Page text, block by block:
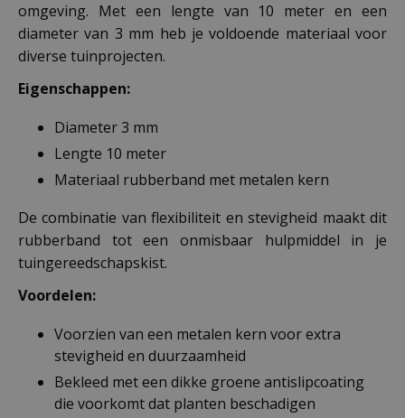
omgeving. Met een lengte van 10 meter en een
diameter van 3 mm heb je voldoende materiaal voor
diverse tuinprojecten.
Eigenschappen:
Diameter 3 mm
Lengte 10 meter
Materiaal rubberband met metalen kern
De combinatie van flexibiliteit en stevigheid maakt dit
rubberband tot een onmisbaar hulpmiddel in je
tuingereedschapskist.
Voordelen:
Voorzien van een metalen kern voor extra
stevigheid en duurzaamheid
Bekleed met een dikke groene antislipcoating
die voorkomt dat planten beschadigen